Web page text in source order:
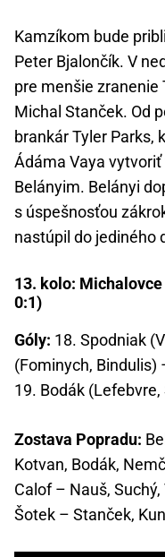
Kamzíkom bude
Peter Bjalončík. V
pre menšie zranenie
Michal Stanček. Od
brankár Tyler Parks,
Ádáma Vaya
Belányim. Belányi
s úspešnosťou
nastúpil do jediného
13. kolo:
0:1)
Góly: 18. Spodniak
(Fominych, Bindulis)
19. Bodák
Zostava Popradu:
Kotvan, Bodák,
Calof – Nauš,
Šotek – Stanček,